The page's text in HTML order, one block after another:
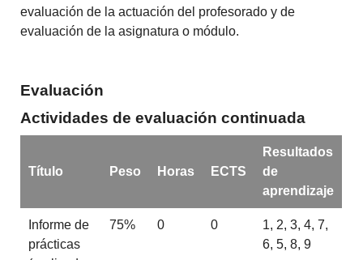
evaluación de la actuación del profesorado y de
evaluación de la asignatura o módulo.
Evaluación
Actividades de evaluación continuada
Título Peso Horas ECTS
Resultados
de
aprendizaje
Informe de
prácticas
75% 0 0
1, 2, 3, 4, 7,
6, 5, 8, 9